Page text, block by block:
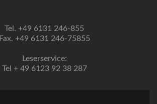
Tel. +49 6131 246-855
Fax. +49 6131 246-75855
Leserservice:
Tel + 49 6123 92 38 287